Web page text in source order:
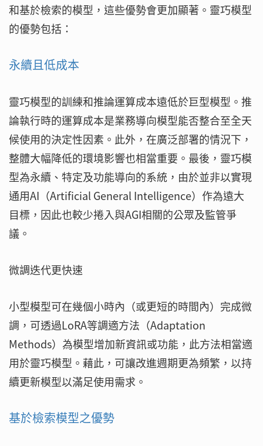
和基於檢索的模型，這些優勢會更加顯著。靈巧模型
的優勢包括：
永續且低成本
靈巧模型的訓練和推論運算成本遠低於巨型模型。推
論執行時的運算成本是業務導向模型能否整合至全天
候使用的決定性因素。此外，在廣泛部署的情況下，
整體大幅降低的環境影響也相當重要。最後，靈巧模
型為永續、特定及功能導向的系統，由於並非以實現
通用AI（Artificial General Intelligence）作為遠大
目標，因此也較少捲入與AGI相關的公眾及監管爭
議。
微調迭代更快速
小型模型可在幾個小時內（或更短的時間內）完成微
調，可透過LoRA等調適方法（Adaptation
Methods）為模型增加新資訊或功能，此方法相當適
用於靈巧模型。藉此，可讓改進週期更為頻繁，以持
續更新模型以滿足使用需求。
基於檢索模型之優勢